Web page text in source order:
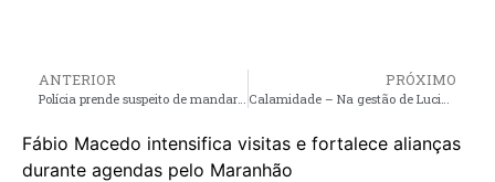
ANTERIOR PRÓXIMO
Fábio Macedo intensifica visitas e fortalece alianças
durante agendas pelo Maranhão